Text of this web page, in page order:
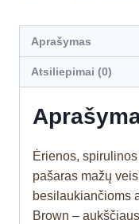
Aprašymas
Atsiliepimai (0)
Ėrienos,
pašaras mažų
besilaukiančioms
Brown –